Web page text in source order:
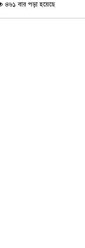
৪৬১ বার পড়া হয়েছে